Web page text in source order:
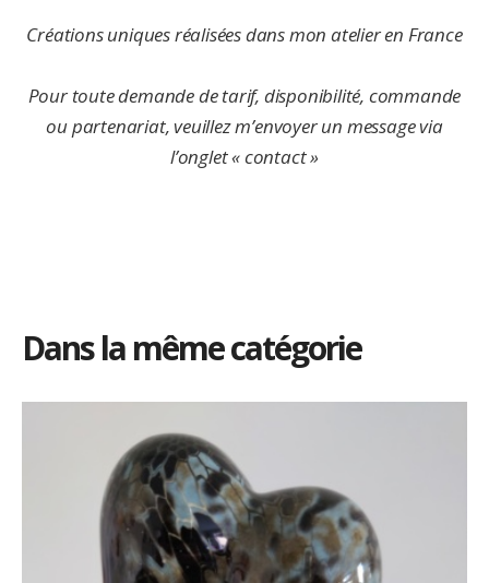
Créations uniques réalisées dans mon atelier en France
Pour toute demande de tarif, disponibilité, commande
ou partenariat, veuillez m’envoyer un message via
l’onglet « contact »
Dans la même catégorie